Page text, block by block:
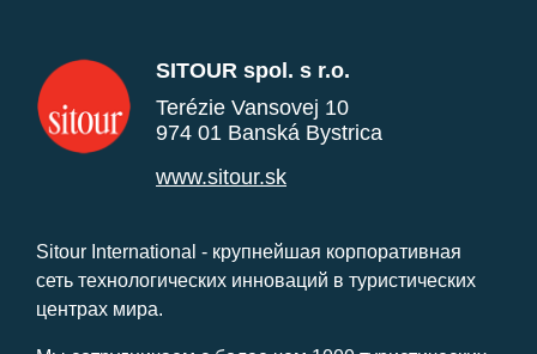
SITOUR spol. s r.o.
Terézie Vansovej 10
974 01 Banská Bystrica
www.sitour.sk
Sitour International - крупнейшая корпоративная
сеть технологических инноваций в туристических
центрах мира.